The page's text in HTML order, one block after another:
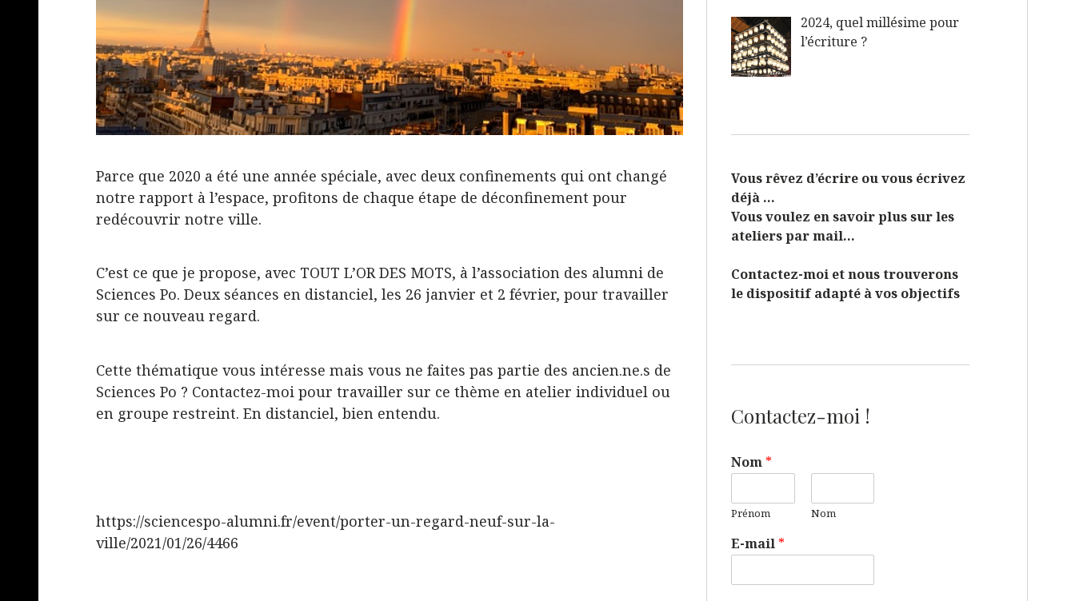
Parce que 2020 a été une année spéciale, avec deux confinements qui ont changé
notre rapport à l’espace, profitons de chaque étape de déconfinement pour
redécouvrir notre ville.
C’est ce que je propose, avec TOUT L’OR DES MOTS, à l’association des alumni de
Sciences Po. Deux séances en distanciel, les 26 janvier et 2 février, pour travailler
sur ce nouveau regard.
Cette thématique vous intéresse mais vous ne faites pas partie des ancien.ne.s de
Sciences Po ? Contactez-moi pour travailler sur ce thème en atelier individuel ou
en groupe restreint. En distanciel, bien entendu.
https://sciencespo-alumni.fr/event/porter-un-regard-neuf-sur-la-
ville/2021/01/26/4466
2024, quel millésime pour
l’écriture ?
Vous rêvez d’écrire ou vous écrivez
déjà …
Vous voulez en savoir plus sur les
ateliers par mail…
Contactez-moi et nous trouverons
le dispositif adapté à vos objectifs
Contactez-moi !
Nom *
Prénom Nom
E-mail *